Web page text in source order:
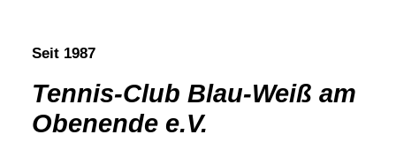
Seit 1987
Tennis-Club Blau-Weiß am
Obenende e.V.